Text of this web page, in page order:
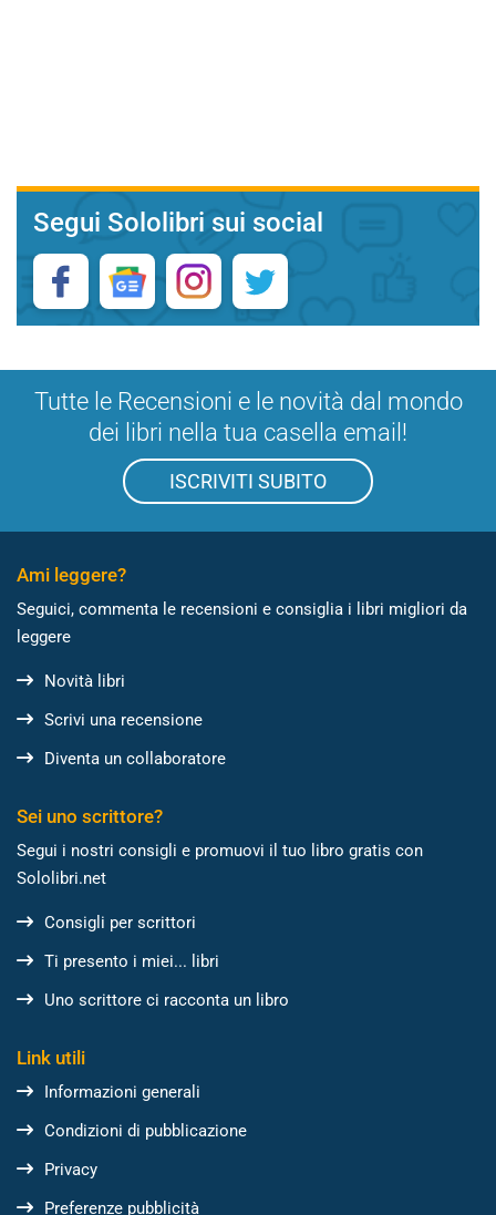
Segui Sololibri sui social
Tutte le Recensioni e le novità dal mondo
dei libri nella tua casella email!
ISCRIVITI SUBITO
Ami leggere?
Seguici, commenta le recensioni e consiglia i libri migliori da
leggere
Novità libri
Scrivi una recensione
Diventa un collaboratore
Sei uno scrittore?
Segui i nostri consigli e promuovi il tuo libro gratis con
Sololibri.net
Consigli per scrittori
Ti presento i miei... libri
Uno scrittore ci racconta un libro
Link utili
Informazioni generali
Condizioni di pubblicazione
Privacy
Preferenze pubblicità